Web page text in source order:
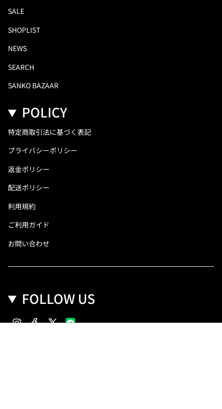
SALE
SHOPLIST
NEWS
SEARCH
SANKO BAZAAR
POLICY
特定商取引法に基づく表記
プライバシーポリシー
返金ポリシー
配送ポリシー
利用規約
ご利用ガイド
お問い合わせ
FOLLOW US
InstagramFacebook
Twitter